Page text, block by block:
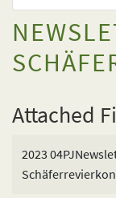
Attached
2023